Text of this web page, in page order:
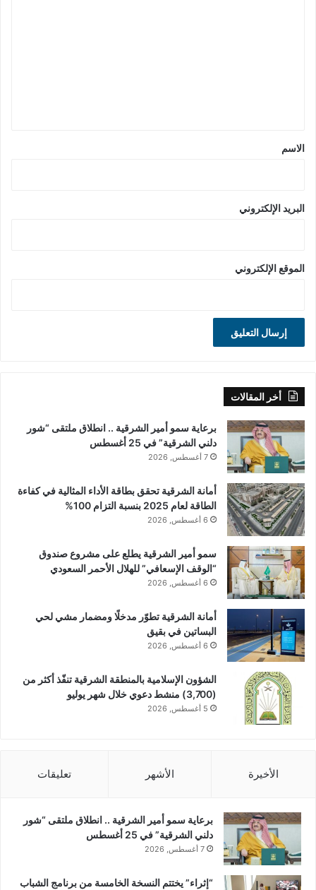
*
الاسم
البريد الإلكتروني
الموقع الإلكتروني
أخر المقالات
برعاية سمو أمير الشرقية .. انطلاق ملتقى “شور
دلني الشرقية” في 25 أغسطس
7 أغسطس, 2026
أمانة الشرقية تحقق بطاقة الأداء المثالية في كفاءة
الطاقة لعام 2025 بنسبة التزام 100%
6 أغسطس, 2026
سمو أمير الشرقية يطلع على مشروع صندوق
“الوقف الإسعافي” للهلال الأحمر السعودي
6 أغسطس, 2026
أمانة الشرقية تطوّر مدخلًا ومضمار مشي لحي
البساتين في بقيق
6 أغسطس, 2026
الشؤون الإسلامية بالمنطقة الشرقية تنفّذ أكثر من
(3,700) منشط دعوي خلال شهر يوليو
5 أغسطس, 2026
الأخيرة الأشهر تعليقات
برعاية سمو أمير الشرقية .. انطلاق ملتقى “شور
دلني الشرقية” في 25 أغسطس
7 أغسطس, 2026
“إثراء” يختتم النسخة الخامسة من برنامج الشباب